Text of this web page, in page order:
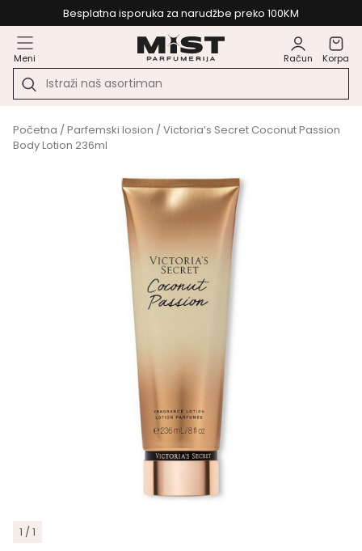
Besplatna isporuka za narudžbe preko 100KM
Meni Račun Korpa
Početna /Parfemski losion / Victoria’s Secret Coconut Passion
Body Lotion 236ml
1 / 1